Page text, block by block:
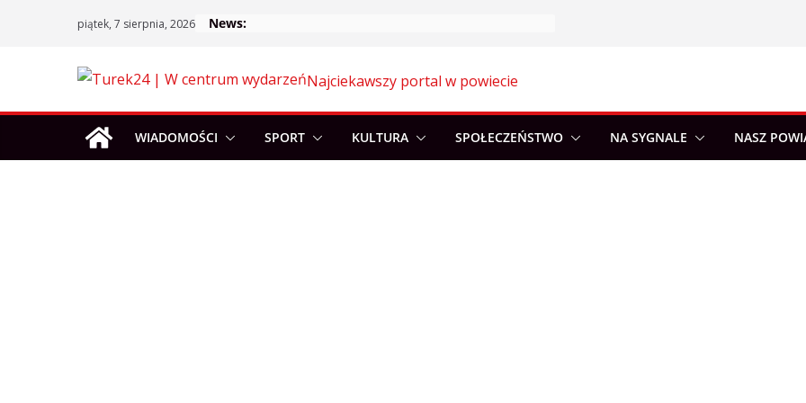
piątek, 7 sierpnia, 2026 News:
Najciekawszy portal w powiecie
WIADOMOŚCI SPORT KULTURA SPOŁECZEŃSTWO NA SYGNALE NASZ